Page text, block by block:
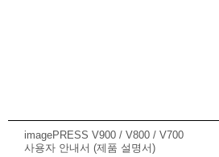
imagePRESS V900 / V800 / V700
사용자 안내서 (제품 설명서)